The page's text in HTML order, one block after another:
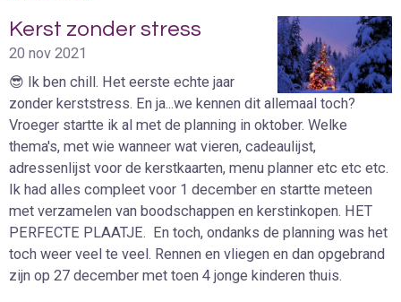
Kerst zonder stress
20 nov 2021
😎 Ik ben chill. Het eerste echte jaar
zonder kerststress. En ja...we kennen dit allemaal toch?
Vroeger startte ik al met de planning in oktober. Welke
thema's, met wie wanneer wat vieren, cadeaulijst,
adressenlijst voor de kerstkaarten, menu planner etc etc etc.
Ik had alles compleet voor 1 december en startte meteen
met verzamelen van boodschappen en kerstinkopen. HET
PERFECTE PLAATJE. En toch, ondanks de planning was het
toch weer veel te veel. Rennen en vliegen en dan opgebrand
zijn op 27 december met toen 4 jonge kinderen thuis.